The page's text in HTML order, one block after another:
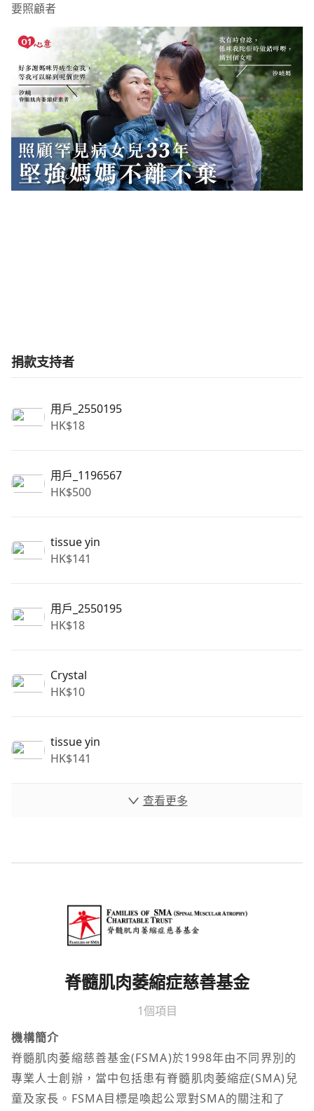
要照顧者
捐款支持者
用戶_2550195
HK$18
用戶_1196567
HK$500
tissue yin
HK$141
用戶_2550195
HK$18
Crystal
HK$10
tissue yin
HK$141
查看更多
脊髓肌肉萎縮症慈善基金
1個項目
機構簡介
脊髓肌肉萎縮慈善基金(FSMA)於1998年由不同界別的
專業人士創辦，當中包括患有脊髓肌肉萎縮症(SMA)兒
童及家長。FSMA目標是喚起公眾對SMA的關注和了